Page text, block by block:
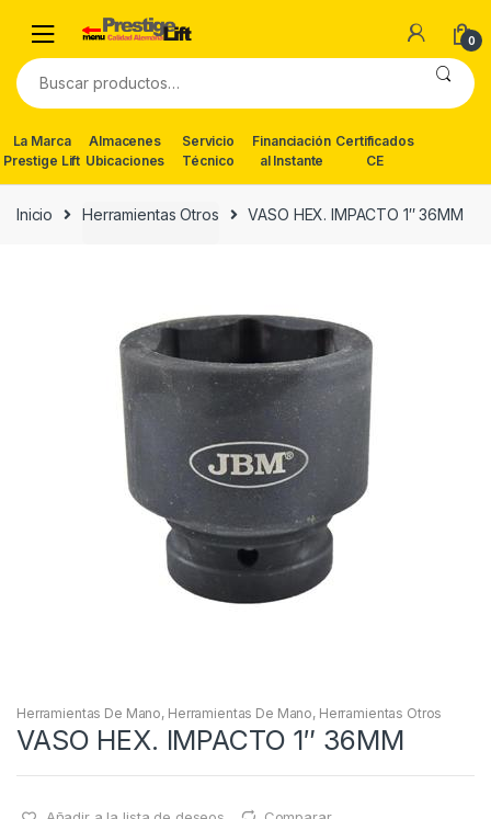
navigation
content
0
Buscar
por:
La Marca
Prestige Lift
Almacenes
Ubicaciones
Servicio
Técnico
Financiación
al Instante
Certificados
CE
Inicio Herramientas Otros VASO HEX. IMPACTO 1″ 36MM
Herramientas De Mano, Herramientas De Mano, Herramientas Otros
VASO HEX. IMPACTO 1″ 36MM